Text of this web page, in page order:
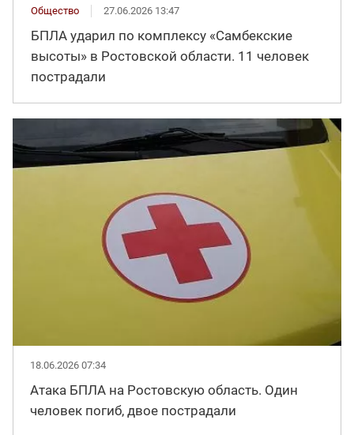
Общество 27.06.2026 13:47
БПЛА ударил по комплексу «Самбекские
высоты» в Ростовской области. 11 человек
пострадали
18.06.2026 07:34
Атака БПЛА на Ростовскую область. Один
человек погиб, двое пострадали